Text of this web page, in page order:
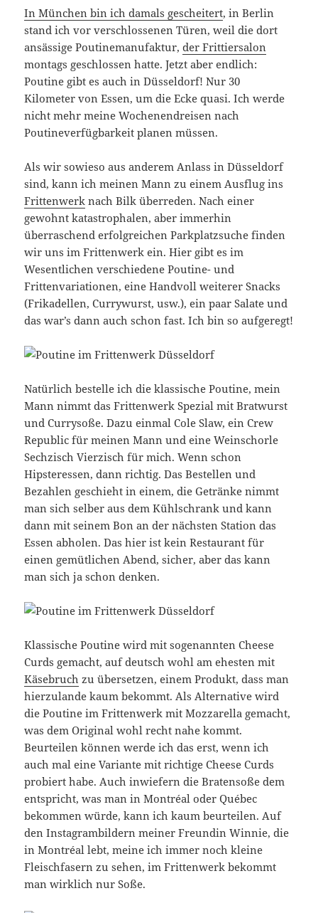
In München bin ich damals gescheitert, in Berlin
stand ich vor verschlossenen Türen, weil die dort
ansässige Poutinemanufaktur,der Frittiersalon
montags geschlossen hatte. Jetzt aber endlich:
Poutine gibt es auch in Düsseldorf! Nur 30
Kilometer von Essen, um die Ecke quasi. Ich werde
nicht mehr meine Wochenendreisen nach
Poutineverfügbarkeit planen müssen.
Als wir sowieso aus anderem Anlass in Düsseldorf
sind, kann ich meinen Mann zu einem Ausflug ins
Frittenwerk nach Bilk überreden. Nach einer
gewohnt katastrophalen, aber immerhin
überraschend erfolgreichen Parkplatzsuche finden
wir uns im Frittenwerk ein. Hier gibt es im
Wesentlichen verschiedene Poutine- und
Frittenvariationen, eine Handvoll weiterer Snacks
(Frikadellen, Currywurst, usw.), ein paar Salate und
das war’s dann auch schon fast. Ich bin so aufgeregt!
Natürlich bestelle ich die klassische Poutine, mein
Mann nimmt das Frittenwerk Spezial mit Bratwurst
und Currysoße. Dazu einmal Cole Slaw, ein Crew
Republic für meinen Mann und eine Weinschorle
Sechzisch Vierzisch für mich. Wenn schon
Hipsteressen, dann richtig. Das Bestellen und
Bezahlen geschieht in einem, die Getränke nimmt
man sich selber aus dem Kühlschrank und kann
dann mit seinem Bon an der nächsten Station das
Essen abholen. Das hier ist kein Restaurant für
einen gemütlichen Abend, sicher, aber das kann
man sich ja schon denken.
Klassische Poutine wird mit sogenannten Cheese
Curds gemacht, auf deutsch wohl am ehesten mit
Käsebruch zu übersetzen, einem Produkt, dass man
hierzulande kaum bekommt. Als Alternative wird
die Poutine im Frittenwerk mit Mozzarella gemacht,
was dem Original wohl recht nahe kommt.
Beurteilen können werde ich das erst, wenn ich
auch mal eine Variante mit richtige Cheese Curds
probiert habe. Auch inwiefern die Bratensoße dem
entspricht, was man in Montréal oder Québec
bekommen würde, kann ich kaum beurteilen. Auf
den Instagrambildern meiner Freundin Winnie, die
in Montréal lebt, meine ich immer noch kleine
Fleischfasern zu sehen, im Frittenwerk bekommt
man wirklich nur Soße.